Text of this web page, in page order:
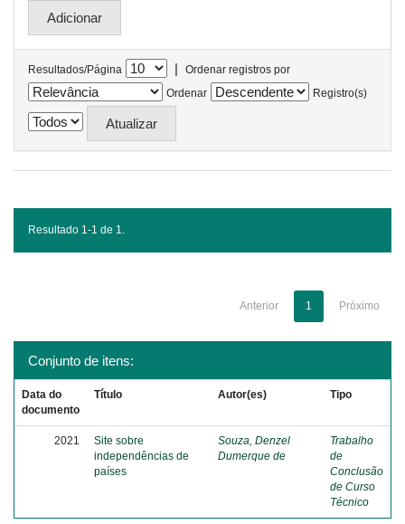
Resultados/Página |
Ordenar registros por
Ordenar
Registro(s)
Resultado 1-1 de 1.
Anterior 1 Próximo
Conjunto de itens:
Data do
documento
Título Autor(es) Tipo
2021
Site sobre
independências de
países
Souza, Denzel
Dumerque de
Trabalho
de
Conclusão
de Curso
Técnico